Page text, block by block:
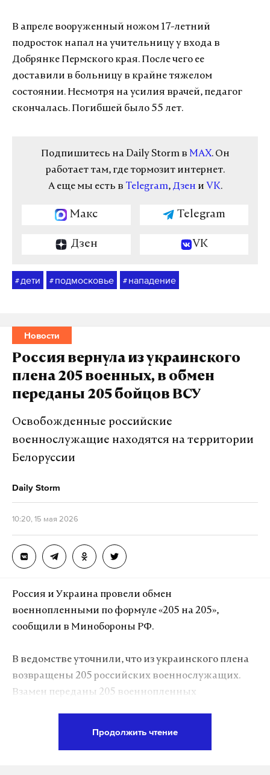
В апреле вооруженный ножом 17-летний
подросток напал на учительницу у входа в
Добрянке Пермского края. После чего ее
доставили в больницу в крайне тяжелом
состоянии. Несмотря на усилия врачей, педагог
скончалась. Погибшей было 55 лет.
Подпишитесь на Daily Storm в MAX. Он
работает там, где тормозит интернет.
А еще мы есть в Telegram, Дзен и VK.
Макс Telegram
Дзен VK
# дети # подмосковье # нападение
Новости
Россия вернула из украинского
плена 205 военных, в обмен
переданы 205 бойцов ВСУ
Освобожденные российские
военнослужащие находятся на территории
Белоруссии
Daily Storm
10:20, 15 мая 2026
Россия и Украина провели обмен
военнопленными по формуле «205 на 205»,
сообщили в Минобороны РФ.
В ведомстве уточнили, что из украинского плена
возвращены 205 российских военнослужащих.
Взамен переданы 205 военнопленных
Продолжить чтение